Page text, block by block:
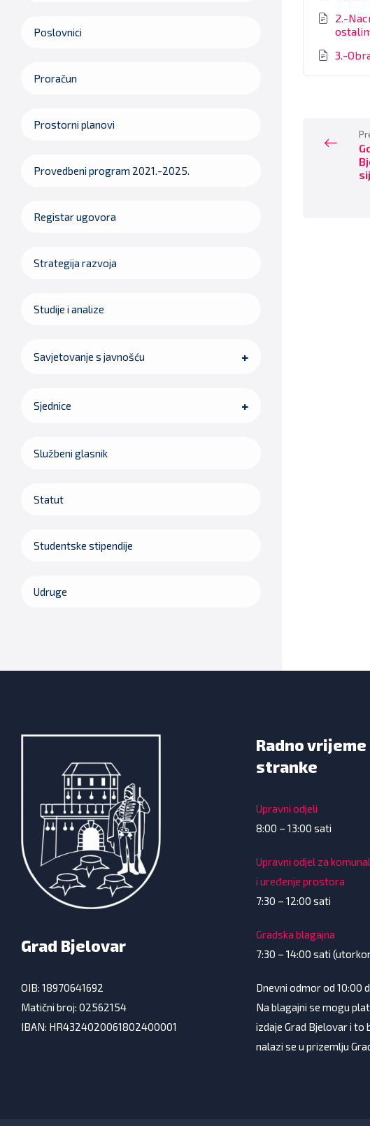
2.-
3.-
Poslovnici
Proračun
Prostorni planovi
Provedbeni program 2021.-2025.
Registar ugovora
Strategija razvoja
Studije i analize
Savjetovanje s javnošću
Sjednice
Službeni glasnik
Statut
Studentske stipendije
Udruge
Grad Bjelovar
OIB: 18970641692
Matični broj: 02562154
IBAN: HR4324020061802400001
Radno vrijeme
stranke
Upravni odjeli
8:00 – 13:00 sati
Upravni odjel za
i uređenje prostora
7:30 – 12:00 sati
Gradska blagajna
7:30 – 14:00 sati
Dnevni odmor od 10:00
Na blagajni se mogu
izdaje Grad Bjelovar i to
nalazi se u prizemlju